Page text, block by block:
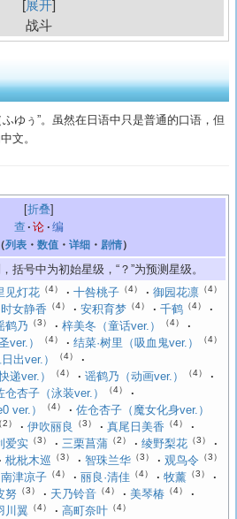
展开
战斗
ふゆぅ ”。虽然在日语中只是普通的口语，但
文。
折叠
查
论 编
（列表 ・ 数值 ・ 详细 ・ 剧情）
括号中为初始星级，“？”为预测星级。
见灯花 （4） 十咎桃子 （4） 御园花凛 （4）
时女静香 （4） 安积育梦 （4） 千鹤 （4）
鹤乃 （3） 梓美冬（童话ver.） （4）
ver.） （4） 结菜·树里（吸血鬼ver.） （4）
出ver.） （4）
递ver.） （4） 谣鹤乃（动画ver.） （4）
仓杏子（泳装ver.） （4）
ver.） （4） 佐仓杏子（魔女化身ver.）
2） 伊吹丽良 （3） 真尾日美香 （4）
爱实 （3） 三栗菖蒲 （2） 绫野梨花 （3）
枇枇木巡 （3） 智珠兰华 （3） 观鸟令 （3）
南津凉子 （4） 丽良·清佳 （4） 牧薰 （3）
努 （3） 天乃铃音 （4） 美琴椿 （4）
川翼 （4） 高町奈叶 （4）